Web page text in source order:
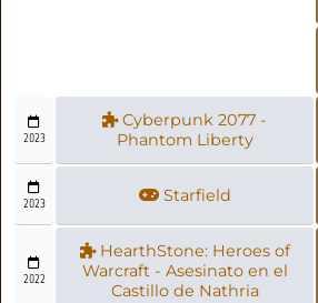
2023
Cyberpunk 2077 -
Phantom Liberty
2023 Starfield
2022
HearthStone: Heroes of
Warcraft - Asesinato en el
Castillo de Nathria